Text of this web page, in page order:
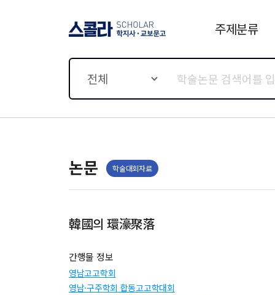
주제분류
전체
논문 학술대회자료
韓國의 環濠聚落
간행물 정보
영남고고학회
영남·구주학회 합동고고학대회